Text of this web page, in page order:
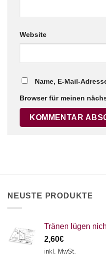
Website
Name, E-Mail-
Browser für meinen
NEUSTE PRODUKTE
Tränen lügen
2,60€
inkl. MwSt.
Chat Support